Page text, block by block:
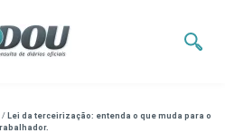
/ Lei da terceirização: entenda o que muda para o